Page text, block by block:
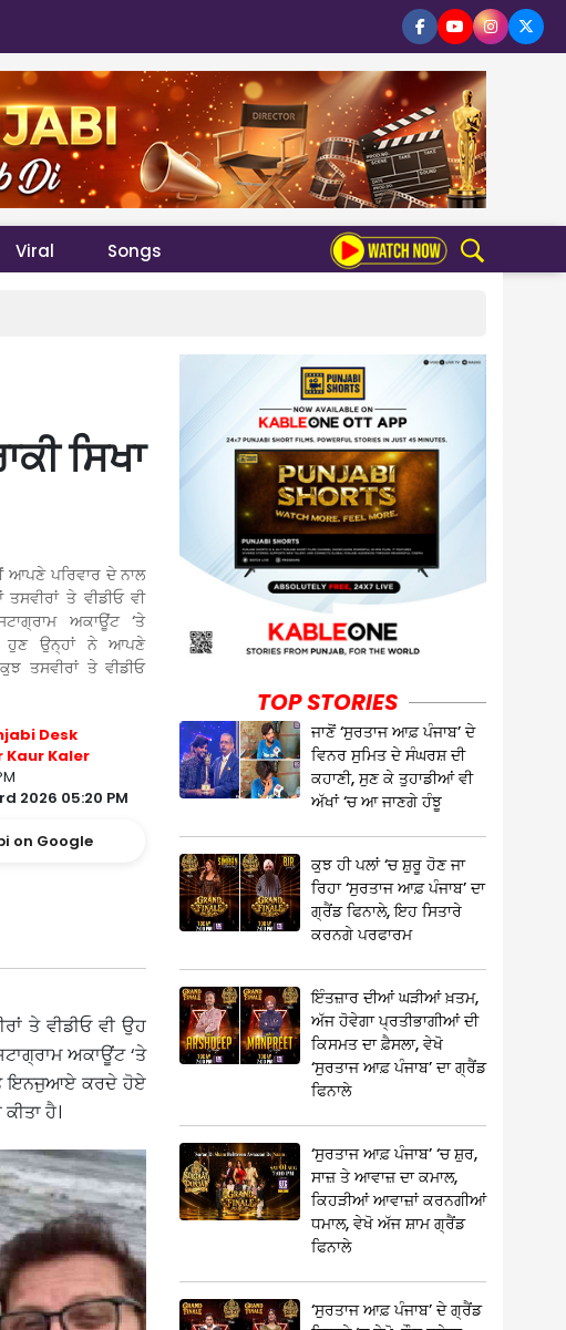
Viral Songs
ਸਿਖਾ
ਆਪਣੇ ਪਰਿਵਾਰ ਦੇ ਨਾਲ
ਤੇ ਵੀਡੀਓ ਵੀ
ਅਕਾਊਂਟ ‘ਤੇ
ਹੁਣ ਉਨ੍ਹਾਂ ਨੇ ਆਪਣੇ
ਤਸਵੀਰਾਂ ਤੇ ਵੀਡੀਓ
Desk
Kaur Kaler
2026 05:20 PM
on Google
ਤੇ ਵੀਡੀਓ ਵੀ ਉਹ
ਅਕਾਊਂਟ ‘ਤੇ
ਇਨਜੁਆਏ ਕਰਦੇ ਹੋਏ
ਹੈ।
TOP STORIES
ਜਾਣੋਂ ‘ਸੁਰਤਾਜ ਆਫ਼ ਪੰਜਾਬ’ ਦੇ
ਵਿਨਰ ਸੁਮਿਤ ਦੇ ਸੰਘਰਸ਼ ਦੀ
ਕਹਾਣੀ, ਸੁਣ ਕੇ ਤੁਹਾਡੀਆਂ ਵੀ
ਅੱਖਾਂ ‘ਚ ਆ ਜਾਣਗੇ ਹੰਝੂ
ਕੁਝ ਹੀ ਪਲਾਂ ‘ਚ ਸ਼ੁਰੂ ਹੋਣ ਜਾ
ਰਿਹਾ ‘ਸੁਰਤਾਜ ਆਫ਼ ਪੰਜਾਬ’ ਦਾ
ਗ੍ਰੈਂਡ ਫਿਨਾਲੇ, ਇਹ ਸਿਤਾਰੇ
ਕਰਨਗੇ ਪਰਫਾਰਮ
ਇੰਤਜ਼ਾਰ ਦੀਆਂ ਘੜੀਆਂ ਖ਼ਤਮ,
ਅੱਜ ਹੋਵੇਗਾ ਪ੍ਰਤੀਭਾਗੀਆਂ ਦੀ
ਕਿਸਮਤ ਦਾ ਫ਼ੈਸਲਾ, ਵੇਖੋ
‘ਸੁਰਤਾਜ ਆਫ਼ ਪੰਜਾਬ’ ਦਾ ਗ੍ਰੈਂਡ
ਫਿਨਾਲੇ
‘ਸੁਰਤਾਜ ਆਫ਼ ਪੰਜਾਬ’ ‘ਚ ਸ਼ੁਰ,
ਸਾਜ਼ ਤੇ ਆਵਾਜ਼ ਦਾ ਕਮਾਲ,
ਕਿਹੜੀਆਂ ਆਵਾਜ਼ਾਂ ਕਰਨਗੀਆਂ
ਧਮਾਲ, ਵੇਖੋ ਅੱਜ ਸ਼ਾਮ ਗ੍ਰੈਂਡ
ਫਿਨਾਲੇ
‘ਸੁਰਤਾਜ ਆਫ਼ ਪੰਜਾਬ’ ਦੇ ਗ੍ਰੈਂਡ